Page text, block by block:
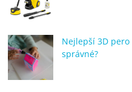
Nejlepší 3D
správné?